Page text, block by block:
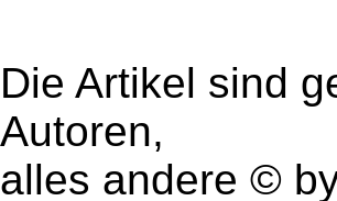
Die Artikel sind
Autoren,
alles andere ©